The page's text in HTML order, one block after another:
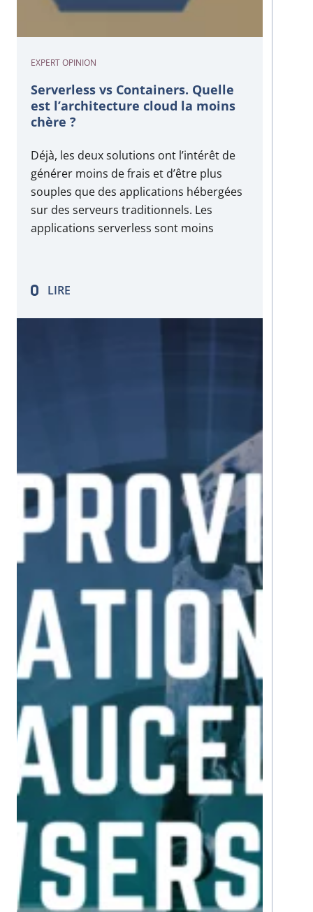
EXPERT OPINION
Serverless vs Containers. Quelle
est l’architecture cloud la moins
chère ?
Déjà, les deux solutions ont l’intérêt de
générer moins de frais et d’être plus
souples que des applications hébergées
sur des serveurs traditionnels. Les
applications serverless sont moins
elles ne nécessitent pas de ressources
pour la maintenance…
LIRE